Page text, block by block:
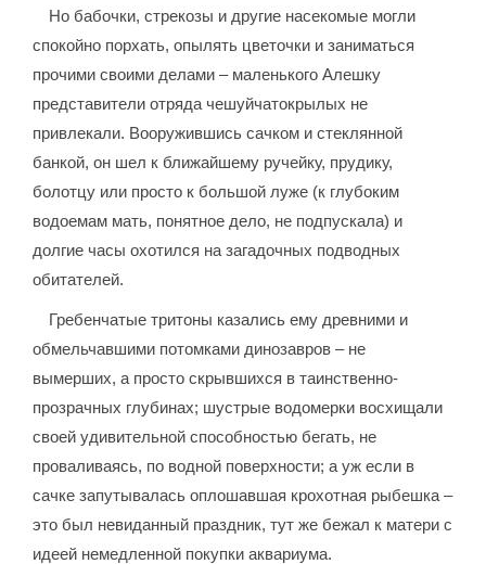
Но бабочки, стрекозы и другие насекомые могли
спокойно порхать, опылять цветочки и заниматься
прочими своими делами – маленького Алешку
представители отряда чешуйчатокрылых не
привлекали. Вооружившись сачком и стеклянной
банкой, он шел к ближайшему ручейку, прудику,
болотцу или просто к большой луже (к глубоким
водоемам мать, понятное дело, не подпускала) и
долгие часы охотился на загадочных подводных
обитателей.
Гребенчатые тритоны казались ему древними и
обмельчавшими потомками динозавров – не
вымерших, а просто скрывшихся в таинственно-
прозрачных глубинах; шустрые водомерки восхищали
своей удивительной способностью бегать, не
проваливаясь, по водной поверхности; а уж если в
сачке запутывалась оплошавшая крохотная рыбешка –
это был невиданный праздник, тут же бежал к матери с
идеей немедленной покупки аквариума.